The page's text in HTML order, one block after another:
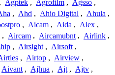
, Agptek , Agrofilm , Agsso ,
, Ahd , Ahio Digital , Ahula ,
, Aicam , Aida , Aiex ,
, Aircam , Aircamubnt , Airlink ,
, Airsight , Airsoft ,
, Airtop , Airview ,
Aivant , Ajhua , Ajt , Ajtv ,